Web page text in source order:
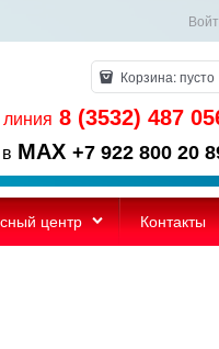
Корзина:пусто
линия 8 (3532) 487
MAX +7 922 800 20
центр Контакты